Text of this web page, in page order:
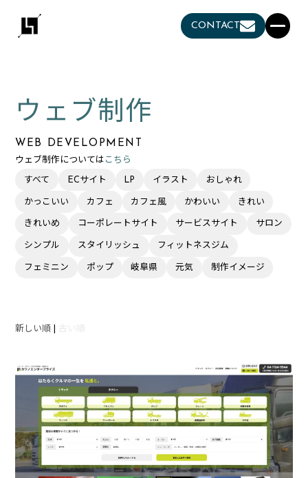
CONTACT
WEB DEVELOPMENT
ウェブ制作
ウェブ制作については こちら
すべて ECサイト LP イラスト おしゃれ
かっこいい カフェ カフェ風 かわいい きれい
きれいめ コーポレートサイト サービスサイト サロン
シンプル スタイリッシュ フィットネスジム
フェミニン ポップ 岐阜県 元気 制作イメージ
新しい順 古い順